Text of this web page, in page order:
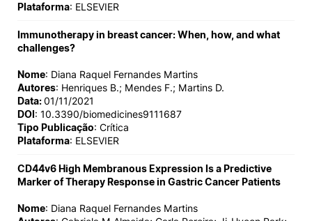
Plataforma: ELSEVIER
Immunotherapy in breast cancer: When, how, and what
challenges?
Nome: Diana Raquel Fernandes Martins
Autores: Henriques B.; Mendes F.; Martins D.
Data:01/11/2021
DOI: 10.3390/biomedicines9111687
Tipo Publicação: Crítica
Plataforma: ELSEVIER
CD44v6 High Membranous Expression Is a Predictive
Marker of Therapy Response in Gastric Cancer Patients
Nome: Diana Raquel Fernandes Martins